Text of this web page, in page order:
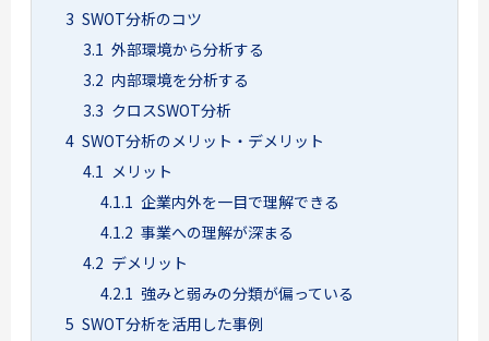
3 SWOT分析のコツ
3.1 外部環境から分析する
3.2 内部環境を分析する
3.3 クロスSWOT分析
4 SWOT分析のメリット・デメリット
4.1 メリット
4.1.1 企業内外を一目で理解できる
4.1.2 事業への理解が深まる
4.2 デメリット
4.2.1 強みと弱みの分類が偏っている
5 SWOT分析を活用した事例